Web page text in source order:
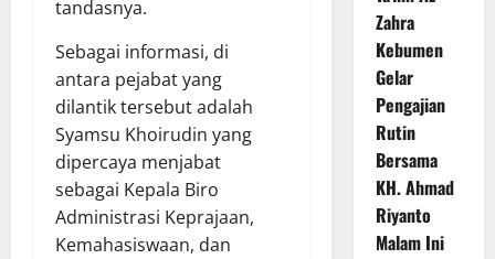
tandasnya.
Sebagai informasi, di
antara pejabat yang
dilantik tersebut adalah
Syamsu Khoirudin yang
dipercaya menjabat
sebagai Kepala Biro
Administrasi Keprajaan,
Kemahasiswaan, dan
Zahra
Kebumen
Gelar
Pengajian
Rutin
Bersama
KH. Ahmad
Riyanto
Malam Ini